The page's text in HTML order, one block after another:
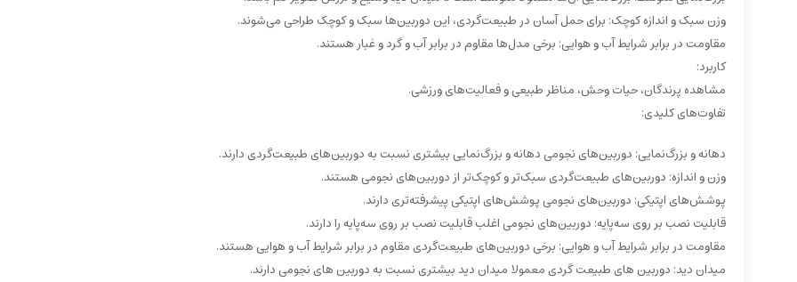
وزن سبک و اندازه کوچک: برای حمل آسان در طبیعت‌گردی، این دوربین‌ها سبک و کوچک طراحی می‌شوند.
مقاومت در برابر شرایط آب و هوایی: برخی مدل‌ها مقاوم در برابر آب و گرد و غبار هستند.
کاربرد:
مشاهده پرندگان، حیات وحش، مناظر طبیعی و فعالیت‌های ورزشی.
تفاوت‌های کلیدی:
دهانه و بزرگ‌نمایی: دوربین‌های نجومی دهانه و بزرگ‌نمایی بیشتری نسبت به دوربین‌های طبیعت‌گردی دارند.
وزن و اندازه: دوربین‌های طبیعت‌گردی سبک‌تر و کوچک‌تر از دوربین‌های نجومی هستند.
پوشش‌های اپتیکی: دوربین‌های نجومی پوشش‌های اپتیکی پیشرفته‌تری دارند.
قابلیت نصب بر روی سه‌پایه: دوربین‌های نجومی اغلب قابلیت نصب بر روی سه‌پایه را دارند.
مقاومت در برابر شرایط آب و هوایی: برخی دوربین‌های طبیعت‌گردی مقاوم در برابر شرایط آب و هوایی هستند.
میدان دید: دوربین های طبیعت گردی معمولا میدان دید بیشتری نسبت به دوربین های نجومی دارند.